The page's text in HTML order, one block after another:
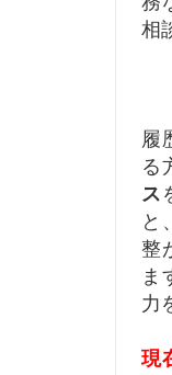
相
履
る
ス
と
整
ま
力
現